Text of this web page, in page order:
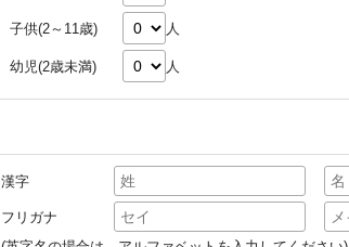
子供(2～11歳) 人
幼児(2歳未満) 人
漢字
フリガナ